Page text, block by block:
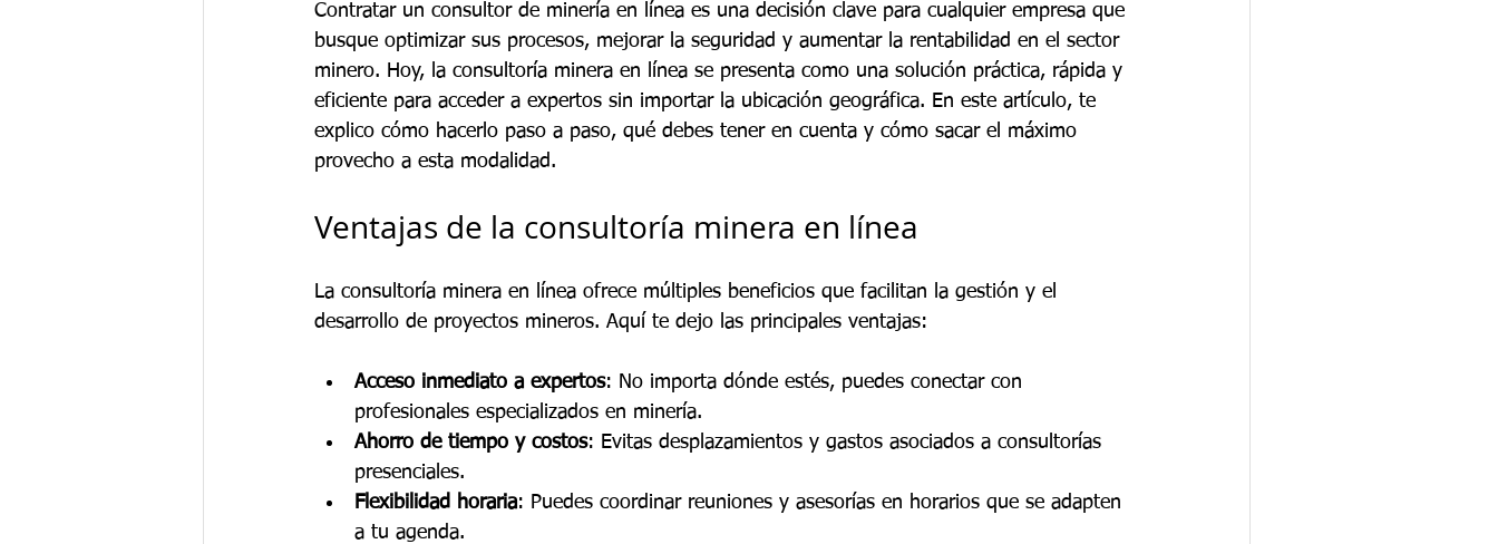
Contratar un consultor de minería en línea es una decisión clave para cualquier empresa que
busque optimizar sus procesos, mejorar la seguridad y aumentar la rentabilidad en el sector
minero. Hoy, la consultoría minera en línea se presenta como una solución práctica, rápida y
eficiente para acceder a expertos sin importar la ubicación geográfica. En este artículo, te
explico cómo hacerlo paso a paso, qué debes tener en cuenta y cómo sacar el máximo
provecho a esta modalidad.
Ventajas de la consultoría minera en línea
La consultoría minera en línea ofrece múltiples beneficios que facilitan la gestión y el
desarrollo de proyectos mineros. Aquí te dejo las principales ventajas:
Acceso inmediato a expertos: No importa dónde estés, puedes conectar con
profesionales especializados en minería.
Ahorro de tiempo y costos: Evitas desplazamientos y gastos asociados a consultorías
presenciales.
Flexibilidad horaria: Puedes coordinar reuniones y asesorías en horarios que se adapten
a tu agenda.